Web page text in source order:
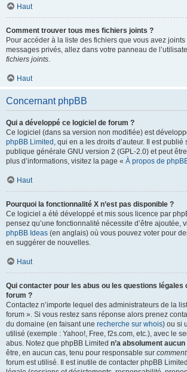
Haut
Comment trouver tous mes fichiers joints ?
Pour accéder à la liste des fichiers que vous avez
messages privés, allez dans votre panneau de
fichiers joints.
Haut
Concernant phpBB
Qui a développé ce logiciel de forum ?
Ce logiciel (dans sa version non modifiée) est
phpBB Limited , qui en a les droits d’auteur. Il est publié
publique générale GNU version 2 (GPL-2.0) et peut
plus d’informations, visitez la page « À propos de
Haut
Pourquoi la fonctionnalité X n’est pas disponible ?
Ce logiciel a été développé et mis sous licence par
pensez qu’une fonctionnalité nécessite d’être ajoutée,
phpBB Ideas (en anglais) où vous pouvez voter pour
en suggérer de nouvelles.
Haut
Qui contacter pour les abus ou les questions légales
forum ?
Contactez n’importe lequel des administrateurs de la
forum ». Si vous restez sans réponse alors prenez
du domaine (en faisant une recherche sur whois) ou si
utilisé (exemple : Yahoo!, Free, f2s.com, etc.), avec le
abus. Notez que phpBB Limited n’a absolument
être, en aucun cas, tenu pour responsable sur comment
forum est utilisé. Il est inutile de contacter phpBB